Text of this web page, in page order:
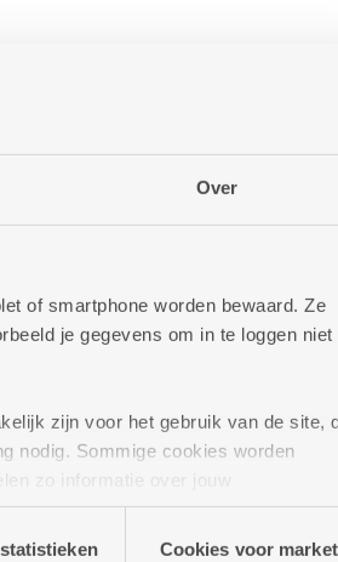
Over
of smartphone worden bewaard. Ze
je gegevens om in te loggen niet
zijn voor het gebruik van de site,
nodig. Sommige cookies worden
zo informatie over jouw
Deze partners kunnen deze
Cookies voor
Kartoffelpüree. Apfelküchle